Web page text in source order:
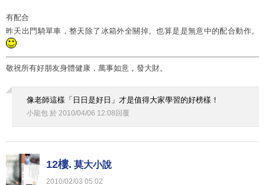
有配合
昨天出門騎單車，整天除了冰箱外全關掉。也算是是無意中的配合動作。
敬祝所有好朋友身體健康，萬事如意，發大財。
像老師這樣「日日是好日」才是值得大家學習的好榜樣！
小龍包 於 2010/04/06 12:08 回覆
12樓. 莫大小說
2010/02/03 05:02